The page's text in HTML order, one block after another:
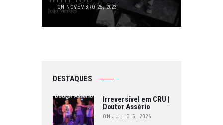
ON NOVEMBRO 25, 2023
DESTAQUES
Irreversível em CRU |
Doutor Assério
ON JULHO 5, 2026